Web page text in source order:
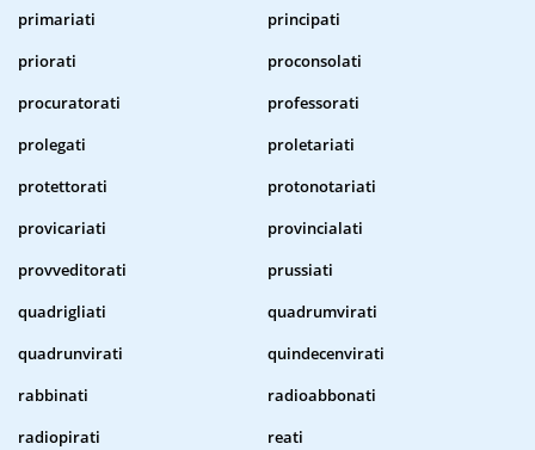
primariati
principati
priorati
proconsolati
procuratorati
professorati
prolegati
proletariati
protettorati
protonotariati
provicariati
provincialati
provveditorati
prussiati
quadrigliati
quadrumvirati
quadrunvirati
quindecenvirati
rabbinati
radioabbonati
radiopirati
reati